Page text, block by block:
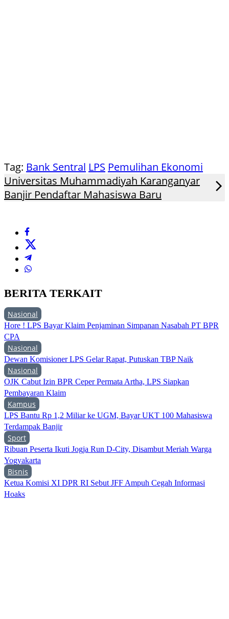
Tag: Bank Sentral LPS Pemulihan Ekonomi
Universitas Muhammadiyah Karanganyar
Banjir Pendaftar Mahasiswa Baru
BERITA TERKAIT
Nasional
Hore ! LPS Bayar Klaim Penjaminan Simpanan Nasabah PT BPR
CPA
Nasional
Dewan Komisioner LPS Gelar Rapat, Putuskan TBP Naik
Nasional
OJK Cabut Izin BPR Ceper Permata Artha, LPS Siapkan
Pembayaran Klaim
Kampus
LPS Bantu Rp 1,2 Miliar ke UGM, Bayar UKT 100 Mahasiswa
Terdampak Banjir
Sport
Ribuan Peserta Ikuti Jogja Run D-City, Disambut Meriah Warga
Yogyakarta
Bisnis
Ketua Komisi XI DPR RI Sebut JFF Ampuh Cegah Informasi
Hoaks